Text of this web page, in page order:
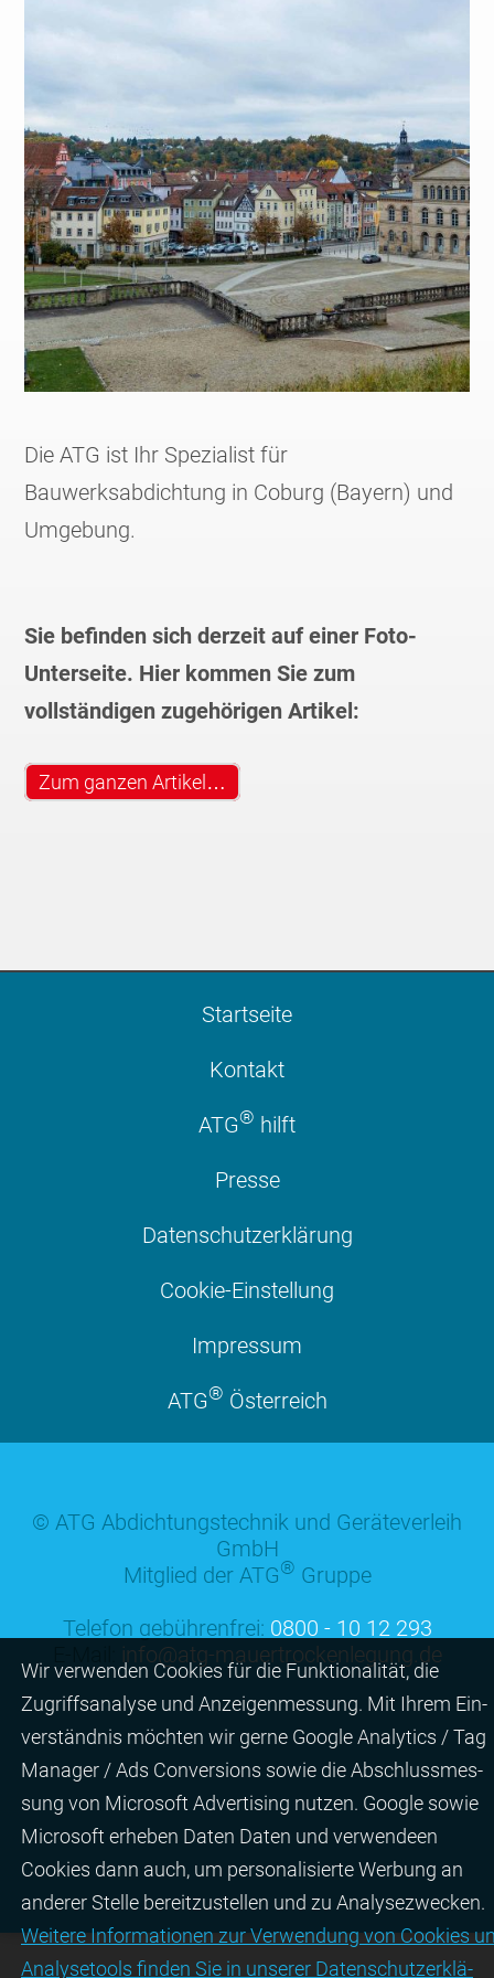
Die ATG ist Ihr Spezialist für
Bauwerksabdichtung in Coburg (Bayern) und
Umgebung.
Sie befinden sich derzeit auf einer Foto-
Unterseite. Hier kommen Sie zum
vollständigen zugehörigen Artikel:
Zum ganzen Artikel…
Startseite
Kontakt
ATG® hilft
Presse
Datenschutzerklärung
Cookie-Einstellung
Impressum
ATG® Österreich
© ATG Abdichtungstechnik und Geräteverleih
GmbH
Mitglied der ATG® Gruppe
Telefon gebührenfrei: 0800 - 10 12 293
info@atg-mauertrockenlegung.de
Wir ver­wen­den Cookies für die Funktio­na­lität, die
Zugriffs­ana­lyse und Anzei­gen­mes­sung. Mit Ihrem Ein­
ver­ständ­nis möchten wir gerne Google Analytics / Tag
Manager / Ads Con­ver­sions sowie die Abschluss­mes­
sung von Micro­soft Adver­tising nutzen. Google sowie
Micro­soft erheben Daten Daten und verwendeen
Cookies dann auch, um perso­nali­sierte Wer­bung an
ande­rer Stelle bereit­zu­stel­len und zu Ana­lyse­zwecken.
Wei­tere Infor­matio­nen zur Ver­wen­dung von Cookies
Ana­lyse­tools fin­den Sie in unserer Daten­schutz­erklä­